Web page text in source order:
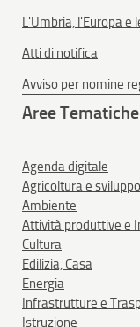
L'Umbria, l'Europa e
Atti di notifica
Avviso per nomine
Aree Tematiche
Agenda digitale
Agricoltura e
Ambiente
Attività produttive e
Cultura
Edilizia, Casa
Energia
Infrastrutture e
Istruzione